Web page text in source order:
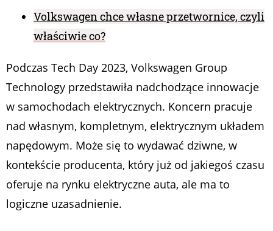
Volkswagen chce własne przetwornice, czyli
właściwie co?
Podczas Tech Day 2023, Volkswagen Group
Technology przedstawiła nadchodzące innowacje
w samochodach elektrycznych. Koncern pracuje
nad własnym, kompletnym, elektrycznym układem
napędowym. Może się to wydawać dziwne, w
kontekście producenta, który już od jakiegoś czasu
oferuje na rynku elektryczne auta, ale ma to
logiczne uzasadnienie.